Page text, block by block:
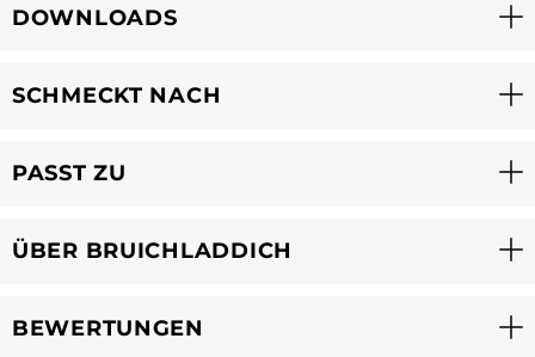
DOWNLOADS
SCHMECKT NACH
PASST ZU
ÜBER BRUICHLADDICH
BEWERTUNGEN